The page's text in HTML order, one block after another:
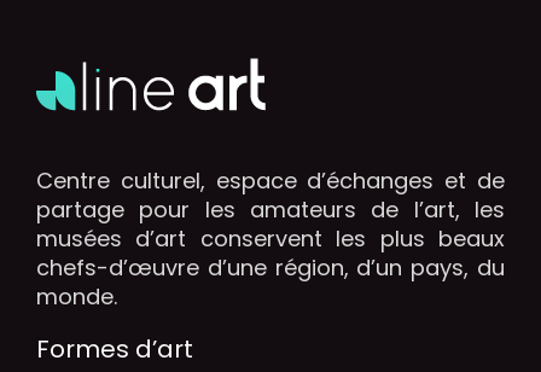
Centre culturel, espace d’échanges et de
partage pour les amateurs de l’art, les
musées d’art conservent les plus beaux
chefs-d’œuvre d’une région, d’un pays, du
monde.
Formes d’art